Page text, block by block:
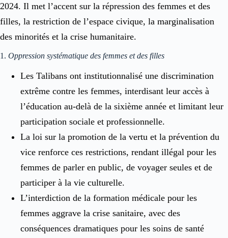
2024. Il met l’accent sur la répression des femmes et des
filles, la restriction de l’espace civique, la marginalisation
des minorités et la crise humanitaire.
1. Oppression systématique des femmes et des filles
Les Talibans ont institutionnalisé une discrimination
extrême contre les femmes, interdisant leur accès à
l’éducation au-delà de la sixième année et limitant leur
participation sociale et professionnelle.
La loi sur la promotion de la vertu et la prévention du
vice renforce ces restrictions, rendant illégal pour les
femmes de parler en public, de voyager seules et de
participer à la vie culturelle.
L’interdiction de la formation médicale pour les
femmes aggrave la crise sanitaire, avec des
conséquences dramatiques pour les soins de santé